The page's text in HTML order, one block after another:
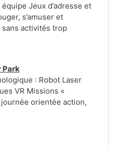
Jeux d’adresse et
s’amuser et
sans activités trop
Park
: Robot Laser
VR Missions «
orientée action,